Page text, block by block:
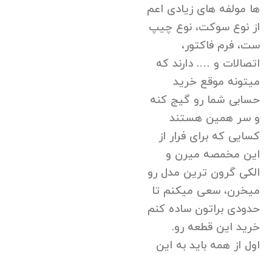
ها مولفه های زیادی اعم
از نوع سوکت، نوع چیپ
ست، فرم فاکتور،
اتصالات و …. دارند که
میتونه موقع خرید
حسابی شما رو گیج کنه
و سر همین هستند
کسایی که برای فرار از
این مخمصه میرن و
الکی گرون ترین مدل رو
میخرن، سعی میکنم تا
حدودی براتون ساده کنم
خرید این قطعه رو.
اول از همه باید به این